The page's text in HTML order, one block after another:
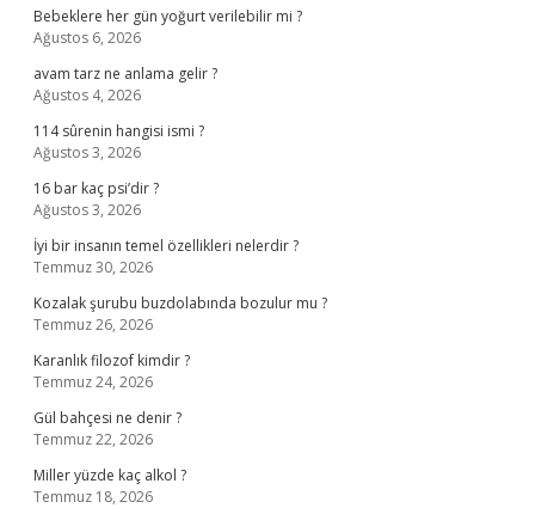
Bebeklere her gün yoğurt verilebilir mi ?
Ağustos 6, 2026
avam tarz ne anlama gelir ?
Ağustos 4, 2026
114 sûrenin hangisi ismi ?
Ağustos 3, 2026
16 bar kaç psi’dir ?
Ağustos 3, 2026
İyi bir insanın temel özellikleri nelerdir ?
Temmuz 30, 2026
Kozalak şurubu buzdolabında bozulur mu ?
Temmuz 26, 2026
Karanlık filozof kimdir ?
Temmuz 24, 2026
Gül bahçesi ne denir ?
Temmuz 22, 2026
Miller yüzde kaç alkol ?
Temmuz 18, 2026